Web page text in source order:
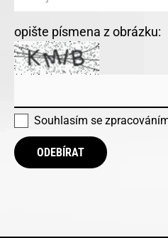
opište písmena z obrázku:
Souhlasím se
ODEBÍRAT